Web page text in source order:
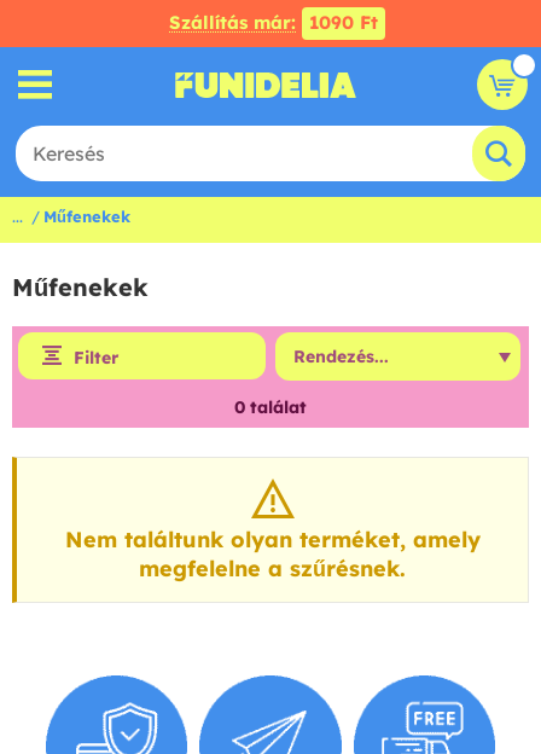
Szállítás már: 1090 Ft
... Műfenekek
Műfenekek
Filter
0 találat
Nem találtunk olyan terméket, amely
megfelelne a szűrésnek.